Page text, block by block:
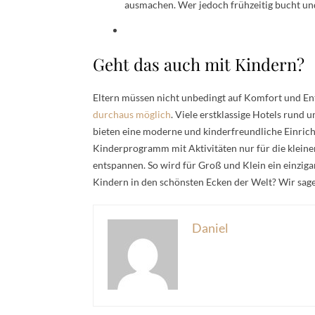
ausmachen. Wer jedoch frühzeitig bucht
Geht das auch mit Kindern?
Eltern müssen nicht unbedingt auf Komfort und
durchaus möglich. Viele erstklassige Hotels rund
bieten eine moderne und kinderfreundliche
Kinderprogramm mit Aktivitäten nur für die
entspannen. So wird für Groß und Klein ein
Kindern in den schönsten Ecken der Welt? Wir
Daniel